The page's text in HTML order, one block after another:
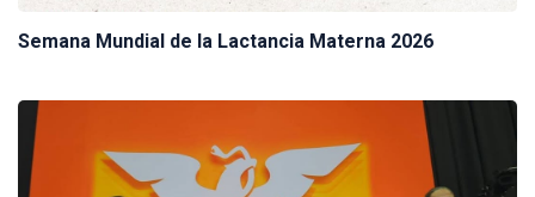
Semana Mundial de la Lactancia Materna 2026